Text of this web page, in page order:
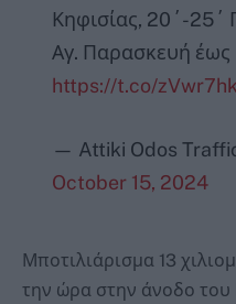
Κηφισίας, 20΄-25΄
Αγ. Παρασκευή έως
https://t.co/
— Attiki Odos
October 15, 2024
Μποτιλιάρισμα 13
την ώρα στην άνοδο του